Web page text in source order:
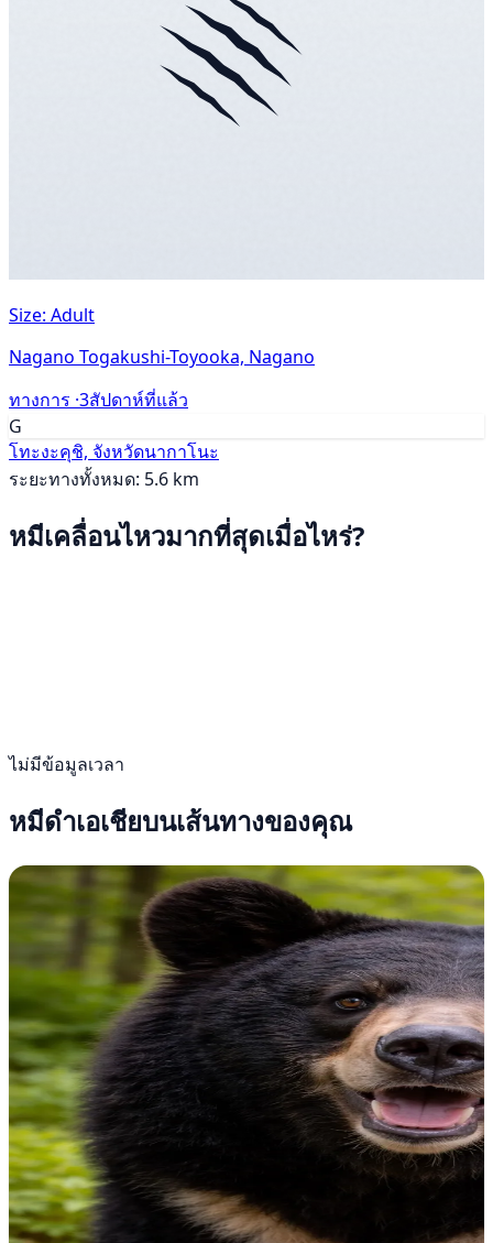
Size: Adult
Nagano Togakushi-Toyooka, Nagano
ทางการ ·3สัปดาห์ที่แล้ว
G
โทะงะคุชิ, จังหวัดนากาโนะ
ระยะทางทั้งหมด: 5.6 km
หมีเคลื่อนไหวมากที่สุดเมื่อไหร่?
ไม่มีข้อมูลเวลา
หมีดำเอเชียบนเส้นทางของคุณ